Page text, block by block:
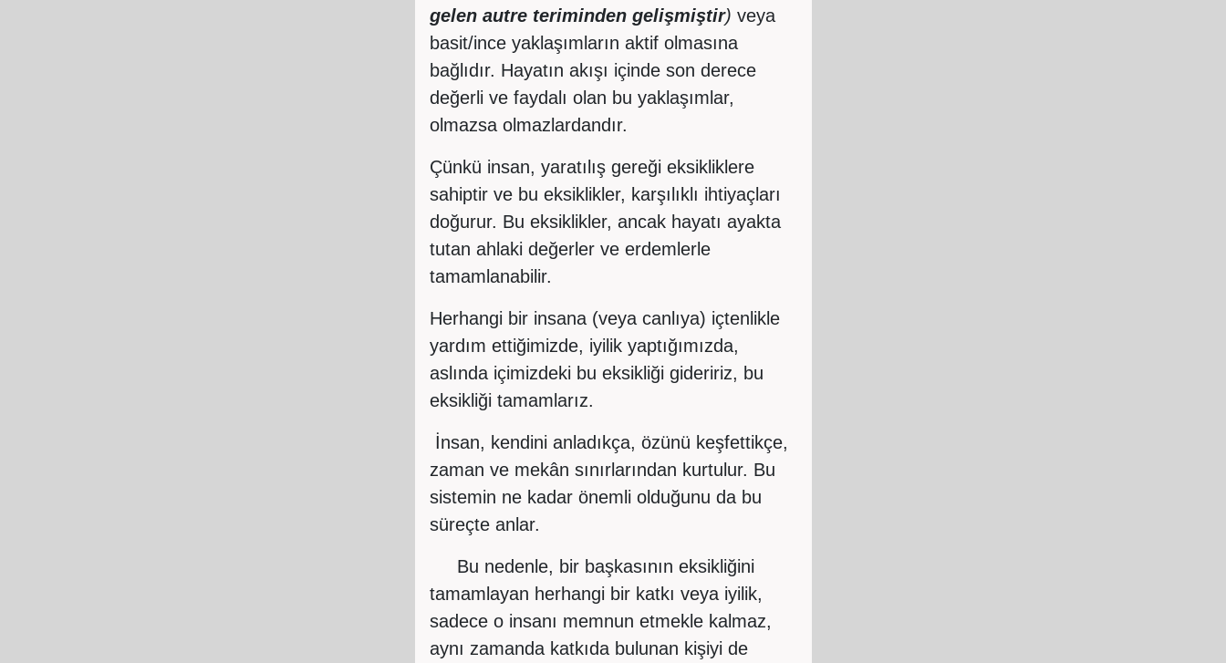
gelen autre teriminden gelişmiştir) veya
basit/ince yaklaşımların aktif olmasına
bağlıdır. Hayatın akışı içinde son derece
değerli ve faydalı olan bu yaklaşımlar,
olmazsa olmazlardandır.
Çünkü insan, yaratılış gereği eksikliklere
sahiptir ve bu eksiklikler, karşılıklı ihtiyaçları
doğurur. Bu eksiklikler, ancak hayatı ayakta
tutan ahlaki değerler ve erdemlerle
tamamlanabilir.
Herhangi bir insana (veya canlıya) içtenlikle
yardım ettiğimizde, iyilik yaptığımızda,
aslında içimizdeki bu eksikliği gideririz, bu
eksikliği tamamlarız.
İnsan, kendini anladıkça, özünü keşfettikçe,
zaman ve mekân sınırlarından kurtulur. Bu
sistemin ne kadar önemli olduğunu da bu
süreçte anlar.
Bu nedenle, bir başkasının eksikliğini
tamamlayan herhangi bir katkı veya iyilik,
sadece o insanı memnun etmekle kalmaz,
aynı zamanda katkıda bulunan kişiyi de